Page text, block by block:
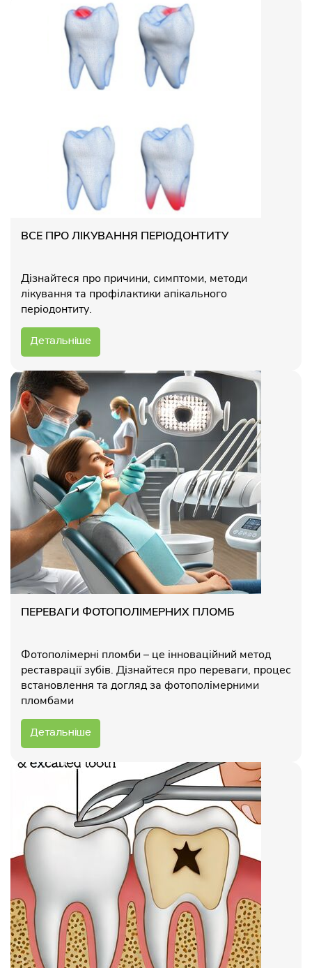
ВСЕ ПРО ЛІКУВАННЯ ПЕРІОДОНТИТУ
Дізнайтеся про причини, симптоми, методи
лікування та профілактики апікального
періодонтиту.
Детальніше
ПЕРЕВАГИ ФОТОПОЛІМЕРНИХ ПЛОМБ
Фотополімерні пломби – це інноваційний метод
реставрації зубів. Дізнайтеся про переваги, процес
встановлення та догляд за фотополімерними
пломбами
Детальніше